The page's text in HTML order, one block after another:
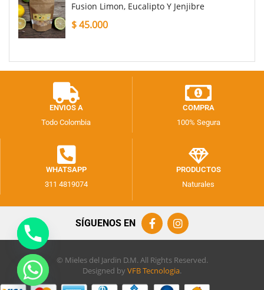
Fusion Limon, Eucalipto Y Jenjibre
$45.000
ENVIOS A
Todo Colombia
COMPRA
100% Segura
WHATSAPP
311 4819074
PRODUCTOS
Naturales
SÍGUENOS EN
© Mieles del Jardin D.M. All Rights Reserved.
Designed by VFB Tecnologia.
Hide
chaty